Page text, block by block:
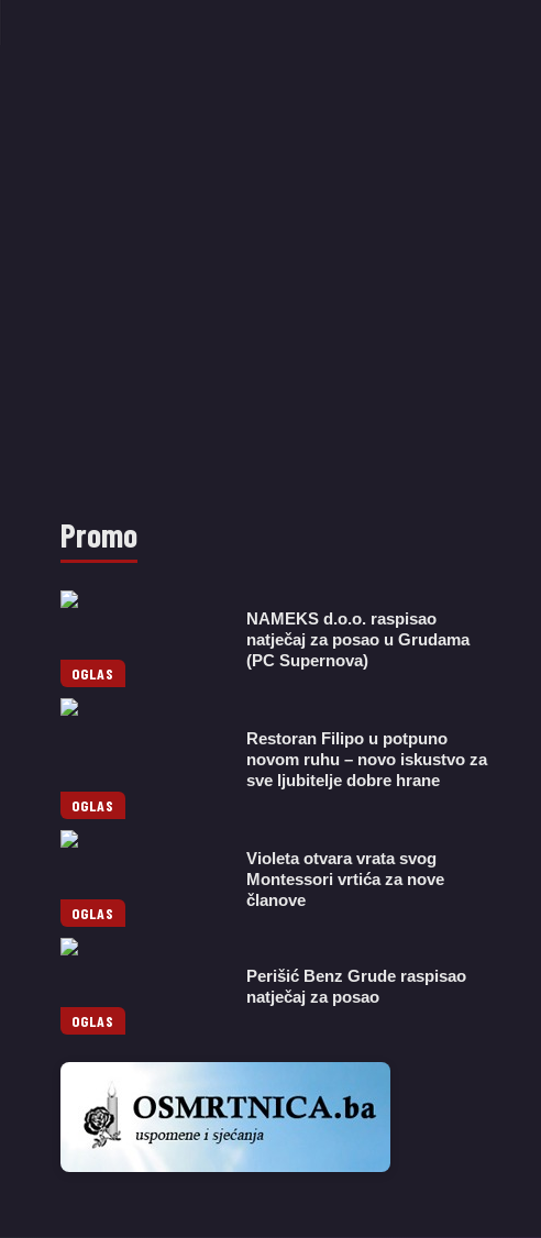
Promo
OGLAS
NAMEKS d.o.o. raspisao
natječaj za posao u Grudama
(PC Supernova)
OGLAS
Restoran Filipo u potpuno
novom ruhu – novo iskustvo za
sve ljubitelje dobre hrane
OGLAS
Violeta otvara vrata svog
Montessori vrtića za nove
članove
OGLAS
Perišić Benz Grude raspisao
natječaj za posao